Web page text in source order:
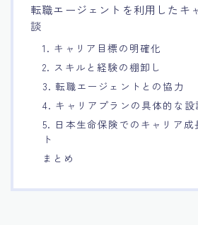
7.エージェント面談のポイント
8.非公開求人の魅力
9.年代別の目標設定ポイント
10.エージェント利用時の注意点
転職エージェントを利用したキ
談
1. キャリア目標の明確化
2. スキルと経験の棚卸し
3. 転職エージェントとの協力
4. キャリアプランの具体的な設
5. 日本生命保険でのキャリア成
ト
まとめ